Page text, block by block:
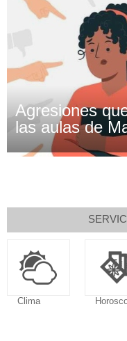
Agresiones
las aulas de
Horoscopo